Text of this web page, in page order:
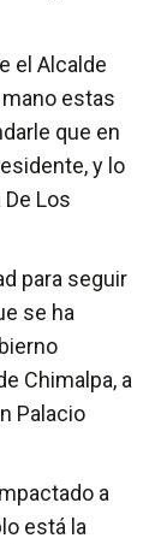
el Alcalde
estas
que en
y lo
Los
para seguir
se ha
Chimalpa, a
Palacio
a
está la